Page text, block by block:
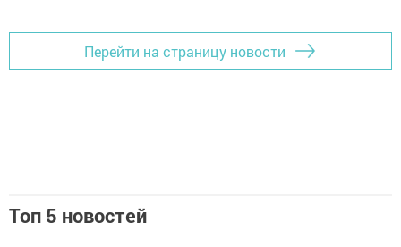
Перейти на страницу новости
Топ 5 новостей